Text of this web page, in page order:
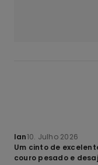
Ian10. Julho 2026
Um cinto de
couro pesado e